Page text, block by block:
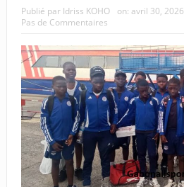
Publié par Idriss KOHO on: avril 30, 2026
Pas de Commentaires